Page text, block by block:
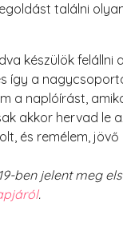
találni
készülök
így a
a naplóírást,
akkor hervad le
és remélem,
ben jelent meg
.